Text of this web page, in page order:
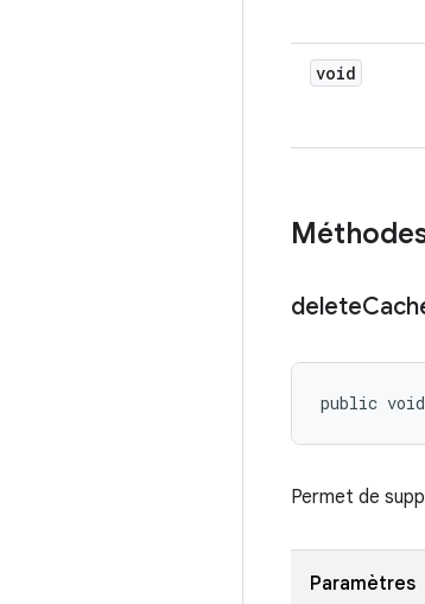
void
delete
public
Permet de
Paramètres